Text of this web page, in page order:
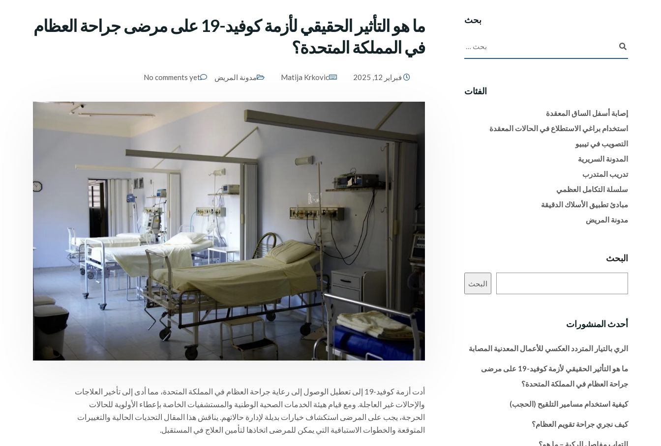
ما هو التأثير الحقيقي لأزمة كوفيد-19 على مرضى جراحة العظام
في المملكة المتحدة؟
فبراير 12, 2025 Matija Krkovic مدونة المريض No comments yet
أدت أزمة كوفيد-19 إلى تعطيل الوصول إلى رعاية جراحة العظام في المملكة المتحدة، مما أدى إلى تأخير العلاجات
والإحالات غير العاجلة. ومع قيام هيئة الخدمات الصحية الوطنية والمستشفيات الخاصة بإعطاء الأولوية للحالات
الحرجة، يجب على المرضى استكشاف خيارات بديلة لإدارة حالاتهم. يناقش هذا المقال التحديات الحالية والتغييرات
المتوقعة والخطوات الاستباقية التي يمكن للمرضى اتخاذها لتأمين العلاج في المستقبل.
بحث
الفئات
إصابة أسفل الساق المعقدة
استخدام براغي الاستطلاع في الحالات المعقدة
التصويب في تيبيو
المدونة السريرية
تدريب المتدرب
سلسلة التكامل العظمي
مبادئ تطبيق الأسلاك الدقيقة
مدونة المريض
البحث
البحث
أحدث المنشورات
الري بالتيار المتردد العكسي للأعمال المعدنية المصابة
ما هو التأثير الحقيقي لأزمة كوفيد-19 على مرضى
جراحة العظام في المملكة المتحدة؟
كيفية استخدام مسامير التلقيح (الحجب)
كيف نجري جراحة تقويم العظام؟
التهاب مفاصل الركبة – ما هو؟